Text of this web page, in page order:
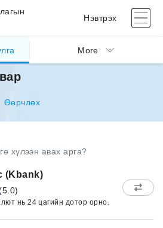
Нэвтрэх
More
Өөрчлөх
хүлээн авах арга?
(Kbank)
нь 24 цагийн дотор орно.